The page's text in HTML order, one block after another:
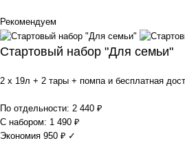
Рекомендуем
Стартовый набор "Для семьи"
2 x 19л + 2 тары + помпа и бесплатная
По отдельности: 2 440 ₽
С набором: 1 490 ₽
Экономия 950 ₽ ✓